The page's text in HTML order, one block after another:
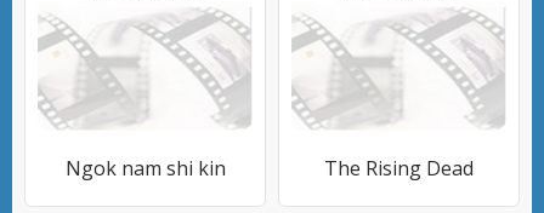
Ngok nam shi kin The Rising Dead